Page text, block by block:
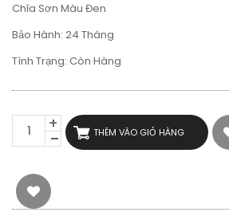
Chĩa Sơn Màu Đen
Bảo Hành: 24 Tháng
Tình Trạng: Còn Hàng
CAFE
VUÔNG
ME
TÂY
CHÂN
THÊM VÀO GIỎ HÀNG